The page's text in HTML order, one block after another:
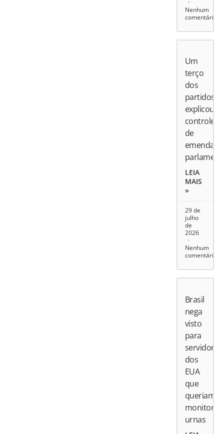
Nenhum
comentário
Um
terço
dos
partidos
explicou
controle
de
emendas
LEIA
MAIS
»
29 de
julho
de
2026
Nenhum
comentário
Brasil
nega
visto
para
servidores
dos
EUA
que
queriam
monitorar
urnas